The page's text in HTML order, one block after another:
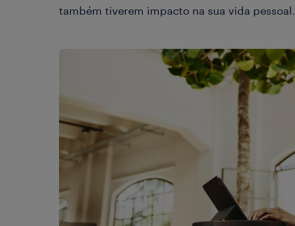
também tiverem impacto na sua vida pessoal.